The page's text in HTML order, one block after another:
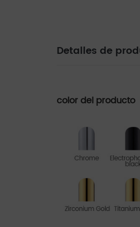
Detalles de
color del producto